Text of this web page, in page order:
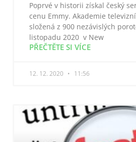
Poprvé v historii získal český
cenu Emmy. Akademie
složená z 900 nezávislých
listopadu 2020 v New
PŘEČTĚTE SI VÍCE
12. 12. 2020 11:56